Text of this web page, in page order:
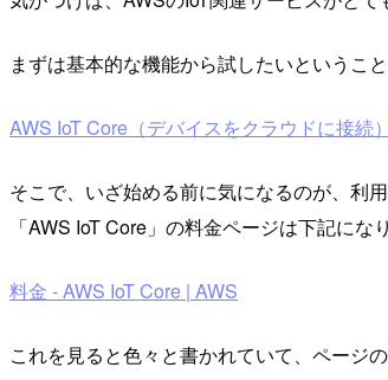
まずは基本的な機能から試したいということ
AWS IoT Core（デバイスをクラウドに接続
そこで、いざ始める前に気になるのが、利用
「AWS IoT Core」の料金ページは下記にな
料金 - AWS IoT Core | AWS
これを見ると色々と書かれていて、ページ